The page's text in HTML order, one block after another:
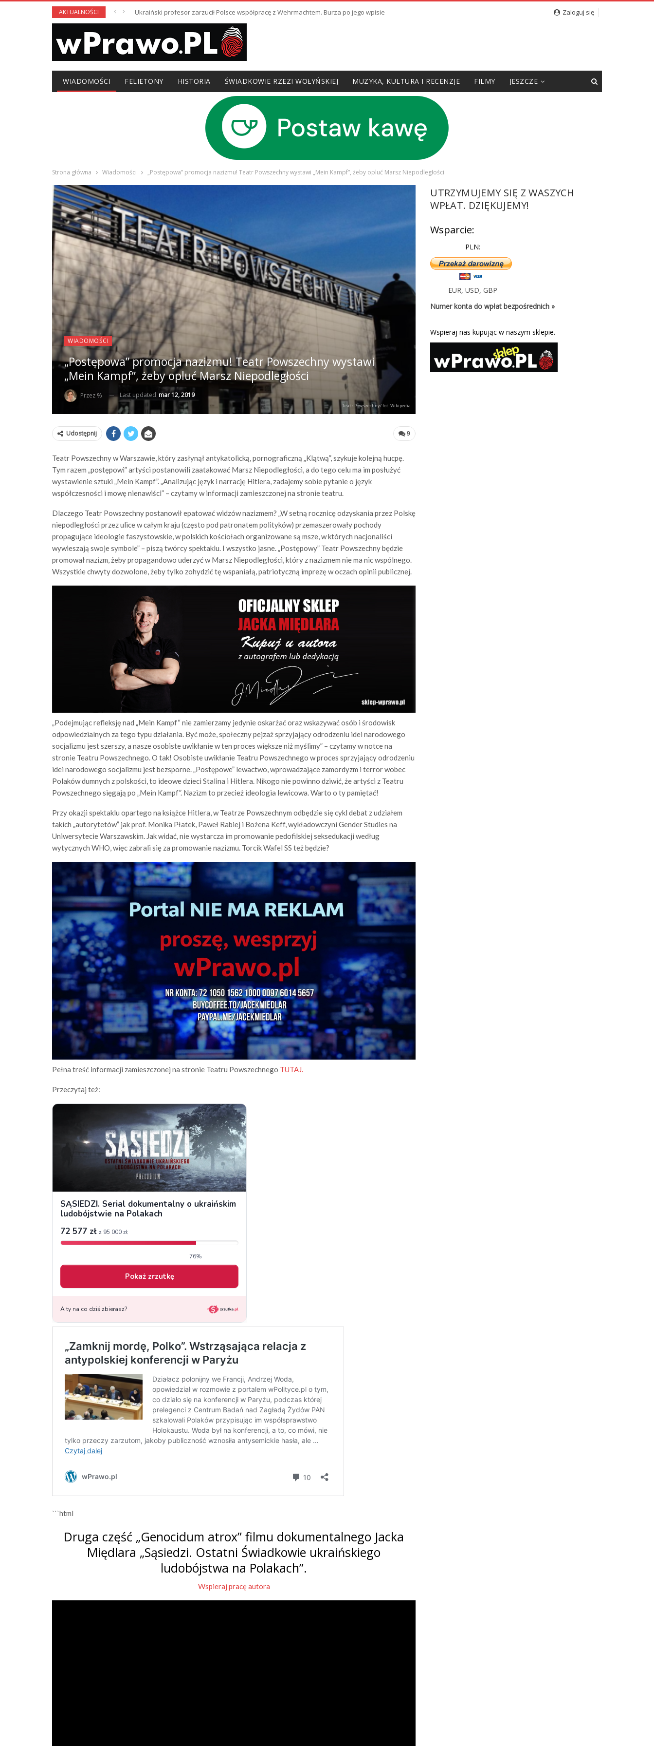
AKTUALNOŚCI Ukraiński profesor zarzucił Polsce współpracę z Wehrmachtem. Burza po jego wpisie Zaloguj się
WIADOMOŚCI FELIETONY HISTORIA ŚWIADKOWIE RZEZI WOŁYŃSKIEJ MUZYKA, KULTURA I RECENZJE FILMY JESZCZE
Strona główna Wiadomości „Postępowa” promocja nazizmu! Teatr Powszechny wystawi „Mein Kampf”, żeby opluć Marsz Niepodległości
WIADOMOŚCI
„Postępowa” promocja nazizmu! Teatr Powszechny wystawi
„Mein Kampf”, żeby opluć Marsz Niepodległości
Przez % Last updated mar 12, 2019
Teatr Powszechny/ fot. Wikipedia
9
Udostępnij
Teatr Powszechny w Warszawie, który zasłynął antykatolicką, pornograficzną „Klątwą”, szykuje kolejną hucpę.
Tym razem „postępowi” artyści postanowili zaatakować Marsz Niepodległości, a do tego celu ma im posłużyć
wystawienie sztuki „Mein Kampf”. „Analizując język i narrację Hitlera, zadajemy sobie pytanie o język
współczesności i mowę nienawiści” – czytamy w informacji zamieszczonej na stronie teatru.
Dlaczego Teatr Powszechny postanowił epatować widzów nazizmem? „W setną rocznicę odzyskania przez Polskę
niepodległości przez ulice w całym kraju (często pod patronatem polityków) przemaszerowały pochody
propagujące ideologie faszystowskie, w polskich kościołach organizowane są msze, w których nacjonaliści
wywieszają swoje symbole” – piszą twórcy spektaklu. I wszystko jasne. „Postępowy” Teatr Powszechny będzie
promował nazizm, żeby propagandowo uderzyć w Marsz Niepodległości, który z nazizmem nie ma nic wspólnego.
Wszystkie chwyty dozwolone, żeby tylko zohydzić tę wspaniałą, patriotyczną imprezę w oczach opinii publicznej.
„Podejmując refleksję nad „Mein Kampf“ nie zamierzamy jedynie oskarżać oraz wskazywać osób i środowisk
odpowiedzialnych za tego typu działania. Być może, społeczny pejzaż sprzyjający odrodzeniu idei narodowego
socjalizmu jest szerszy, a nasze osobiste uwikłanie w ten proces większe niż myślimy” – czytamy w notce na
stronie Teatru Powszechnego. O tak! Osobiste uwikłanie Teatru Powszechnego w proces sprzyjający odrodzeniu
idei narodowego socjalizmu jest bezsporne. „Postępowe” lewactwo, wprowadzające zamordyzm i terror wobec
Polaków dumnych z polskości, to ideowe dzieci Stalina i Hitlera. Nikogo nie powinno dziwić, że artyści z Teatru
Powszechnego sięgają po „Mein Kampf”. Nazizm to przecież ideologia lewicowa. Warto o ty pamiętać!
Przy okazji spektaklu opartego na książce Hitlera, w Teatrze Powszechnym odbędzie się cykl debat z udziałem
takich „autorytetów” jak prof. Monika Płatek, Paweł Rabiej i Bożena Keff, wykładowczyni Gender Studies na
Uniwersytecie Warszawskim. Jak widać, nie wystarcza im promowanie pedofilskiej seksedukacji według
wytycznych WHO, więc zabrali się za promowanie nazizmu. Torcik Wafel SS też będzie?
Pełna treść informacji zamieszczonej na stronie Teatru Powszechnego TUTAJ.
Przeczytaj też:
```html
Druga część „Genocidum atrox” filmu dokumentalnego Jacka
Międlara „Sąsiedzi. Ostatni Świadkowie ukraińskiego
ludobójstwa na Polakach”.
Wspieraj pracę autora
UTRZYMUJEMY SIĘ Z WASZYCH
WPŁAT. DZIĘKUJEMY!
Wsparcie:
PLN:
EUR,USD,GBP
Numer konta do wpłat bezpośrednich »
Wspieraj nas kupując w naszym sklepie.